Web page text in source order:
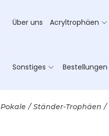
Über uns Acryltrophäen
Sonstiges Bestellungen
Pokale / Ständer-Trophäen /